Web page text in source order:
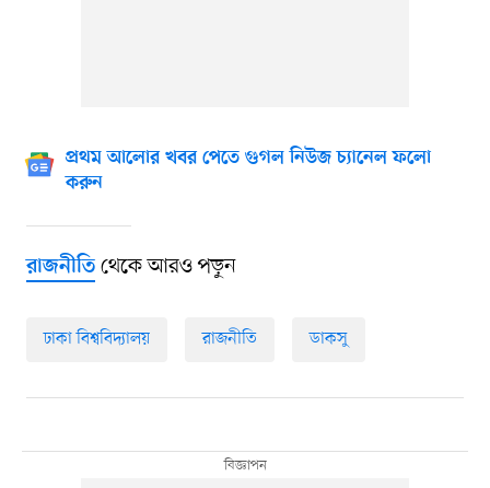
প্রথম আলোর খবর পেতে গুগল নিউজ চ্যানেল ফলো
করুন
রাজনীতিথেকে আরও পড়ুন
ঢাকা বিশ্ববিদ্যালয় রাজনীতি ডাকসু